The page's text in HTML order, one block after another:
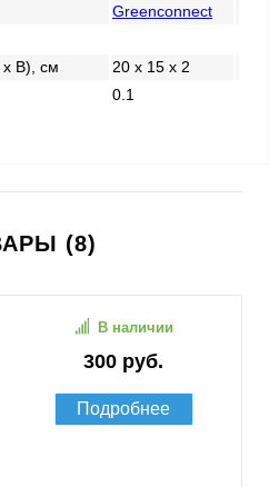
Greenconnect
x В), см
20 x 15 x 2
0.1
(8)
300 руб.
В наличии
Подробнее